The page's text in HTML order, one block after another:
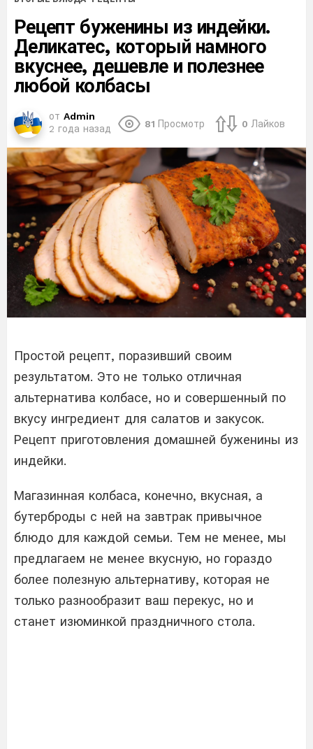
Рецепт буженины из индейки.
Деликатес, который намного
вкуснее, дешевле и полезнее
любой колбасы
от Admin
2 года назад
81 Просмотр 0 Лайков
Простой рецепт, поразивший своим
результатом. Это не только отличная
альтернатива колбасе, но и совершенный по
вкусу ингредиент для салатов и закусок.
Рецепт приготовления домашней буженины из
индейки.
Магазинная колбаса, конечно, вкусная, а
бутерброды с ней на завтрак привычное
блюдо для каждой семьи. Тем не менее, мы
предлагаем не менее вкусную, но гораздо
более полезную альтернативу, которая не
только разнообразит ваш перекус, но и
станет изюминкой праздничного стола.